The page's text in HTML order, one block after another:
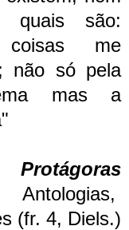
quais são:
coisas me
não só pela
mas a
Protágoras
Antologias,
(fr. 4, Diels.)